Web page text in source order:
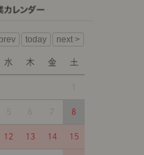
水 木 金 土
8
12 13 14 15